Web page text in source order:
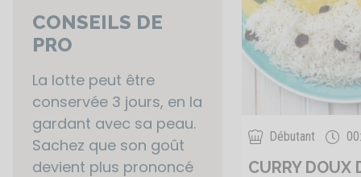
CONSEILS DE
PRO
La lotte peut être
conservée 3 jours, en la
gardant avec sa peau.
Sachez que son goût
devient plus prononcé
Débutant
CURRY DOUX